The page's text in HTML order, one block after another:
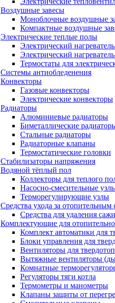
Воздушные завесы
Моноблочные воздушные
Компактные воздушные
Электрические теплые полы
Электрический
Электрический
Термостаты для
Системы антиобледенения
Конвекторы
Газовые конвекторы
Электрические конвекторы
Радиаторы
Алюминиевые радиаторы
Биметаллические
Стальные радиаторы
Радиаторные клапаны
Термостатические головки
Стабилизаторы напряжения
Водяной тёплый пол
Коллекторы для теплого
Насосно-смесительные
Терморегулирующие узлы
Средства ухода за отопительным
Средства для удаления сажи
Комплектующие для
Комплект автоматики для
Блоки управления для
Вентиляторы для
Вытяжные вентиляторы
Комнатные
Регуляторы тяги котла
Термометры и манометры
Клапаны защиты от